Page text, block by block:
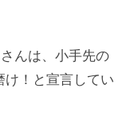
んは、小手先の
け！と宣言してい